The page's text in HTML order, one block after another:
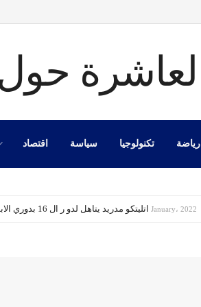
اقتصاد سياسة تكنولوجيا رياضة
اتليتكو مدريد يتاهل لدو ر ال 16 بدوري الابطال 8 January، 2022